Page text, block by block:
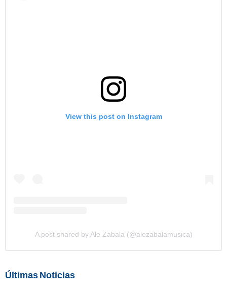
View this post on Instagram
A post shared by Ale Zabala (@alezabalamusica)
Últimas Noticias